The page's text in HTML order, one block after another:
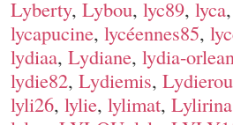
Lyberty, Lybou, lyc89, lyca,
lycapucine, lycéennes85,
lydiaa, Lydiane, lydia-
lydie82, Lydiemis,
lyli26, lylie, lylimat, Lylirina